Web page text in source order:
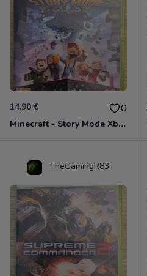
14.90 € 0
Minecraft - Story Mode Xbox 360
TheGamingR83